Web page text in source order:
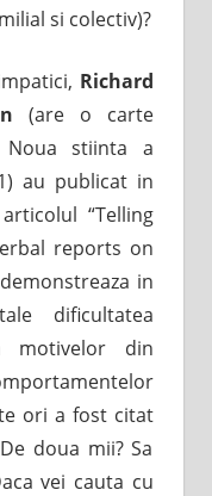
si colectiv)?
Richard
(are o carte
Noua stiinta a
au publicat in
“Telling
reports on
in
dificultatea
motivelor din
ori a fost citat
doua mii? Sa
vei cauta cu